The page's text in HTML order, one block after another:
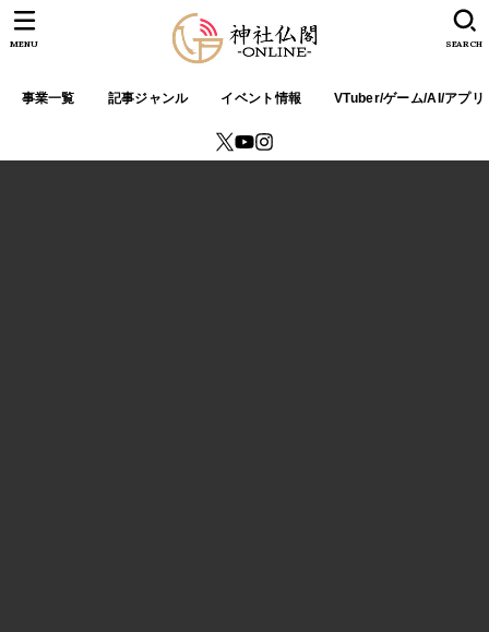
事業一覧 記事ジャンル イベント情報 VTuber/ゲーム/AI/アプリ
SEARCH
MENU